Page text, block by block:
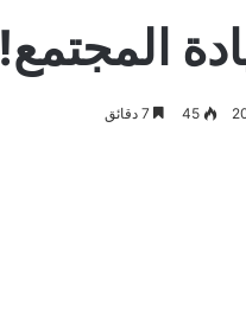
المجتمع!
45